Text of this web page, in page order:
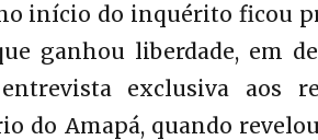
início do inquérito ficou
ganhou liberdade, em
exclusiva aos
do Amapá, quando